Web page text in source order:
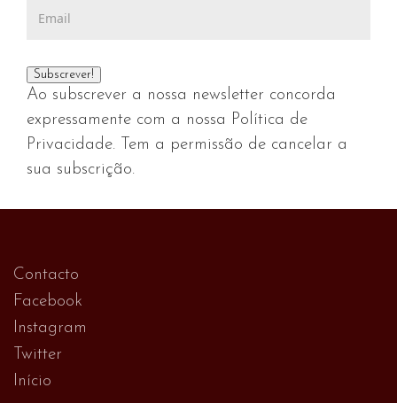
Ao subscrever a nossa newsletter concorda
expressamente com a nossa Política de
Privacidade. Tem a permissão de cancelar a
sua subscrição.
Contacto
Facebook
Instagram
Twitter
Início